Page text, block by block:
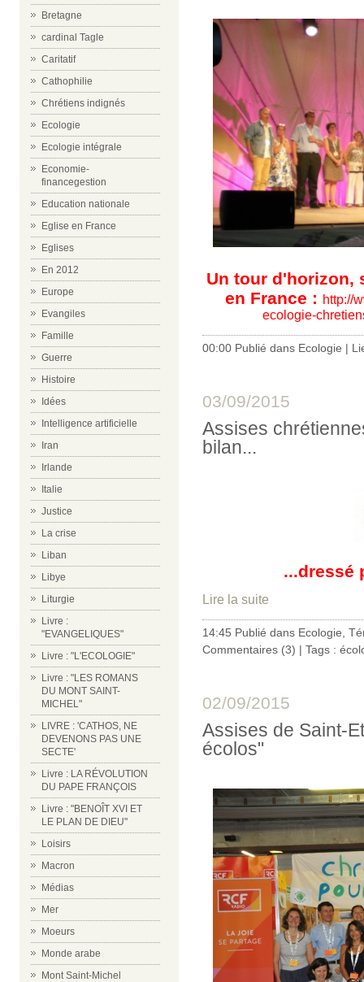
Bretagne
cardinal Tagle
Caritatif
Cathophilie
Chrétiens indignés
Ecologie
Ecologie intégrale
Economie-
financegestion
Education nationale
Eglise en France
Eglises
En 2012
Europe
Evangiles
Famille
Guerre
Histoire
Idées
Intelligence artificielle
Iran
Irlande
Italie
Justice
La crise
Liban
Libye
Liturgie
Livre :
"EVANGELIQUES"
Livre : "L'ECOLOGIE"
Livre : "LES ROMANS
DU MONT SAINT-
MICHEL"
LIVRE : 'CATHOS, NE
DEVENONS PAS UNE
SECTE'
Livre : LA RÉVOLUTION
DU PAPE FRANÇOIS
Livre : "BENOÎT XVI ET
LE PLAN DE DIEU"
Loisirs
Macron
Médias
Mer
Moeurs
Monde arabe
Mont Saint-Michel
Un tour d'horizon,
en France : http://
ecologie-
00:00 Publié dans Ecologie |
03/09/2015
Assises
bilan...
...dressé
Lire la suite
14:45 Publié dans Ecologie
Commentaires (3) | Tags :
02/09/2015
Assises de Saint-
écolos"